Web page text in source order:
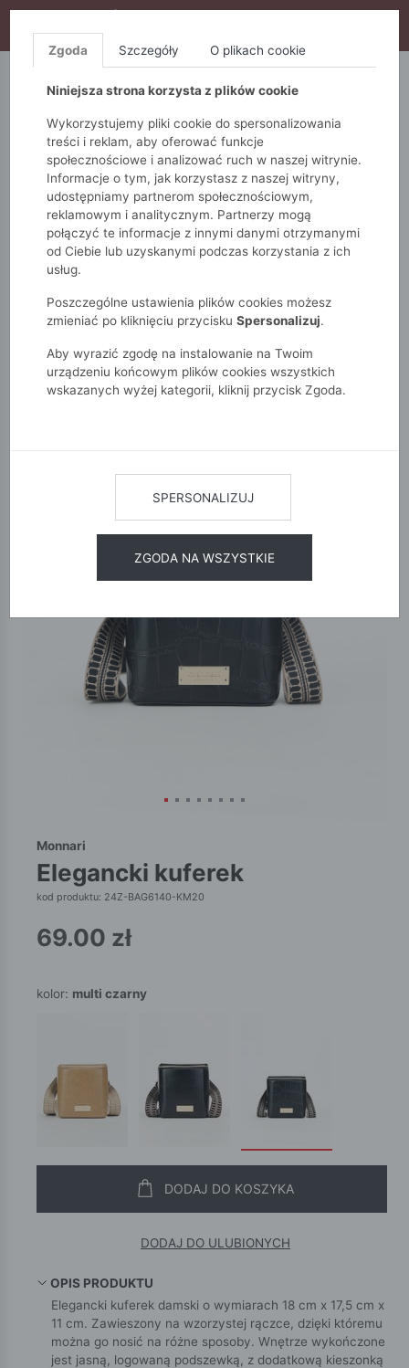
S10), DODATKOWE 15% ZA 3SZT (KOD: S15)
5.10.15. QUIOSQUE
Monnari Torby Kuferki Elegancki kuferek
Monnari
elegancki kuferek
kod produktu: 24Z-BAG6140-KM20
69.00 zł
kolor: multi czarny
DODAJ DO KOSZYKA
DODAJ DO ULUBIONYCH
OPIS PRODUKTU
Elegancki kuferek damski o wymiarach 18 cm x 17,5 cm x
11 cm. Zawieszony na wzorzystej rączce, dzięki któremu
można go nosić na różne sposoby. Wnętrze wykończone
jest jasną, logowaną podszewką, z dodatkową kieszonką
Zgoda Szczegóły O plikach cookie
Niniejsza strona korzysta z plików cookie
Wykorzystujemy pliki cookie do spersonalizowania
treści i reklam, aby oferować funkcje
społecznościowe i analizować ruch w naszej witrynie.
Informacje o tym, jak korzystasz z naszej witryny,
udostępniamy partnerom społecznościowym,
reklamowym i analitycznym. Partnerzy mogą
połączyć te informacje z innymi danymi otrzymanymi
od Ciebie lub uzyskanymi podczas korzystania z ich
usług.
Poszczególne ustawienia plików cookies możesz
zmieniać po kliknięciu przycisku Spersonalizuj.
Aby wyrazić zgodę na instalowanie na Twoim
urządzeniu końcowym plików cookies wszystkich
wskazanych wyżej kategorii, kliknij przycisk Zgoda.
SPERSONALIZUJ
ZGODA NA WSZYSTKIE